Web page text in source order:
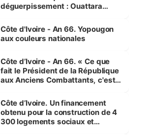
déguerpissement : Ouattara
l'Etat de droit pour préserver les
vies humaines »
Côte d'Ivoire - An 66. Yopougon
aux couleurs nationales
Côte d’Ivoire - An 66. « Ce que
fait le Président de la République
aux Anciens Combattants, c'est
Côte d’Ivoire. Un financement
obtenu pour la construction de 4
300 logements sociaux et